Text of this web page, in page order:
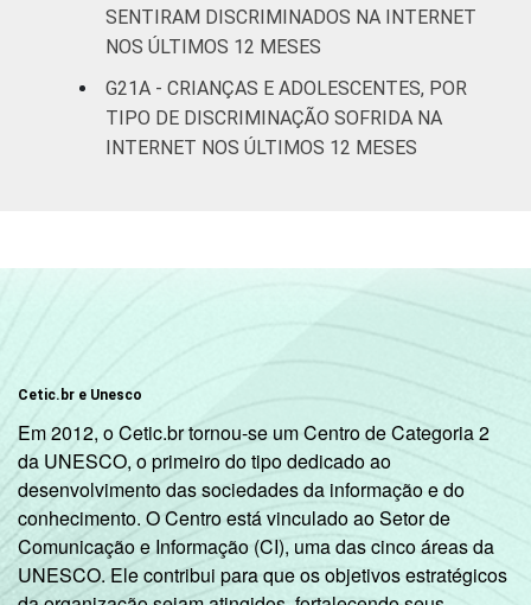
SENTIRAM DISCRIMINADOS NA INTERNET
NOS ÚLTIMOS 12 MESES
G21A - CRIANÇAS E ADOLESCENTES, POR
TIPO DE DISCRIMINAÇÃO SOFRIDA NA
INTERNET NOS ÚLTIMOS 12 MESES
Cetic.br e Unesco
Em 2012, o Cetic.br tornou-se um Centro de Categoria 2
da UNESCO, o primeiro do tipo dedicado ao
desenvolvimento das sociedades da informação e do
conhecimento. O Centro está vinculado ao Setor de
Comunicação e Informação (CI), uma das cinco áreas da
UNESCO. Ele contribui para que os objetivos estratégicos